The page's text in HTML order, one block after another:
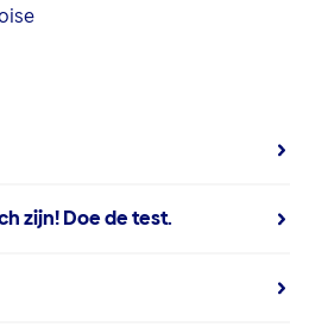
zijn! Doe de test.